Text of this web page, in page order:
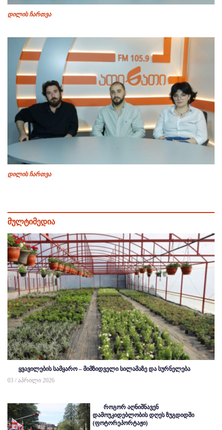
დილის ჩართვა
დილის ჩართვა
მულტიმედია
ყვავილების სამყარო – მიმზიდველი სილამაზე და სურნელება
03 / აპრილი 2026
როგორ აღნიშნავენ
დამოუკიდებლობის დღეს ზუგდიდში
(ფოტორეპორტაჟი)